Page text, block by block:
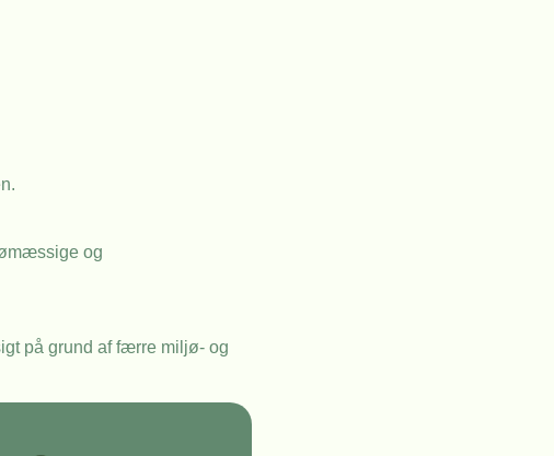
og
på grund af færre miljø- og